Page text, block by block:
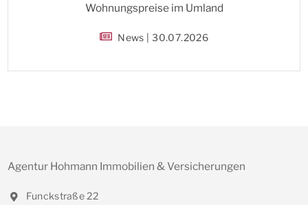
Wohnungspreise im Umland
News | 30.07.2026
Agentur Hohmann Immobilien & Versicherungen
Funckstraße 22